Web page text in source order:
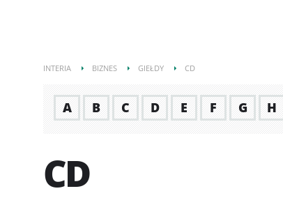
INTERIA BIZNES GIEŁDY CD
A B C D E F G H
CD